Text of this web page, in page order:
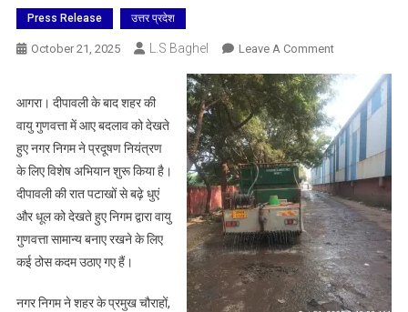
Press Release उत्तर प्रदेश
October 21, 2025 L.S Baghel Leave A CommentOn
के
वायु
प्रदूषण
नियंत्रण
के
लिए
नगर
निगम
की
सक्रिय
आगरा। दीपावली के बाद शहर की
वायु गुणवत्ता में आए बदलाव को देखते
हुए नगर निगम ने प्रदूषण नियंत्रण
के लिए विशेष अभियान शुरू किया है।
दीपावली की रात पटाखों से बढ़े धुएं
और धूल को देखते हुए निगम द्वारा वायु
गुणवत्ता सामान्य बनाए रखने के लिए
कई ठोस कदम उठाए गए हैं।
नगर निगम ने शहर के प्रमुख चौराहों,